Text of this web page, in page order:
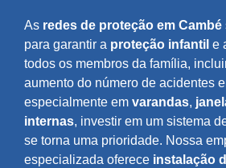
As redes de proteção em Cambé
para garantir a proteção infantil e
todos os membros da família,
aumento do número de acidentes
especialmente em varandas,
internas, investir em um sistema
se torna uma prioridade. Nossa
especializada oferece instalação